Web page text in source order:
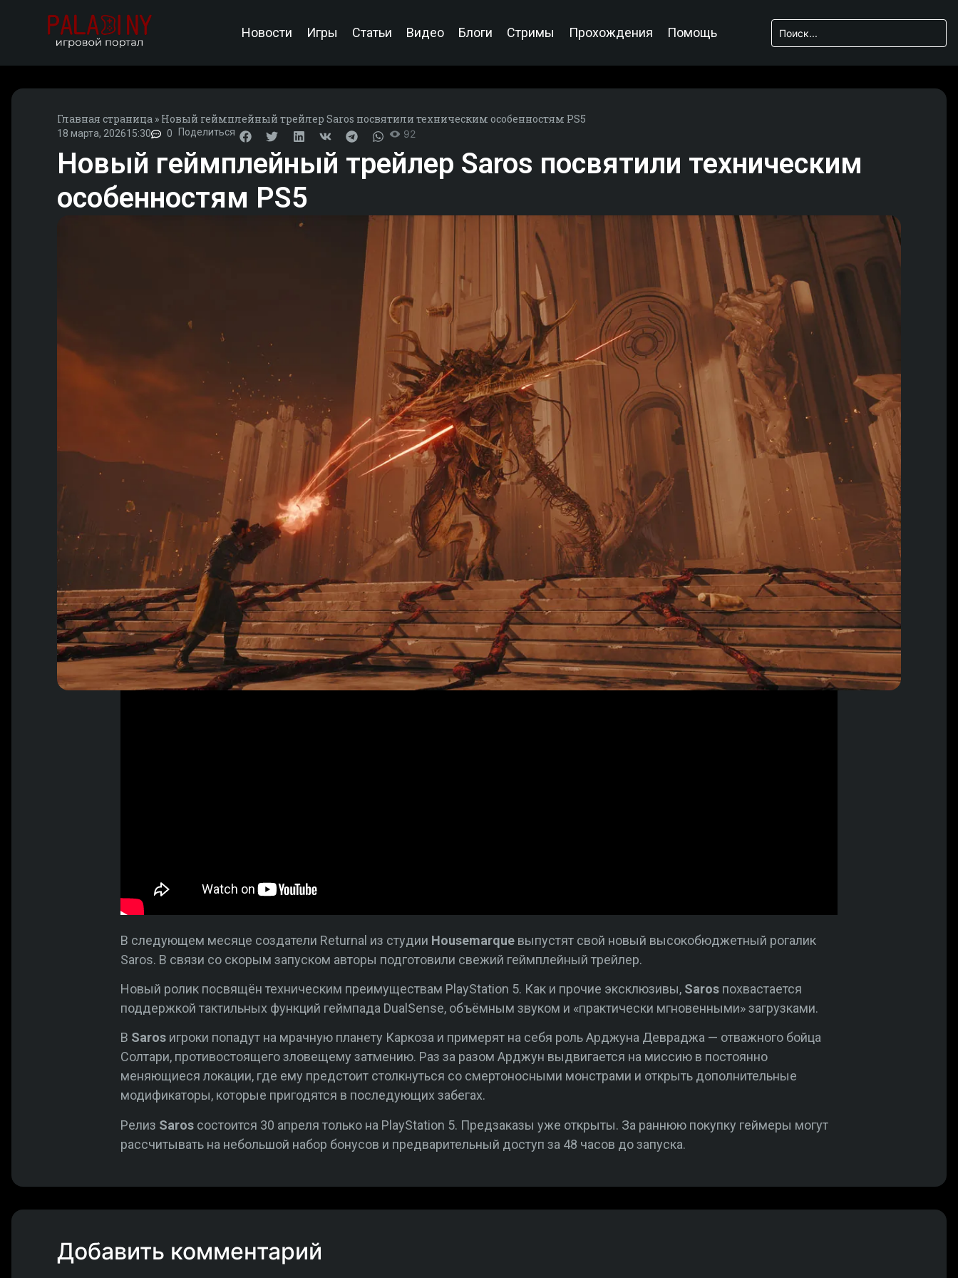
Новости Игры Статьи Видео Блоги Стримы Прохождения Помощь
Главная страница » Новый геймплейный трейлер Saros посвятили техническим особенностям PS5
18 марта, 202615:30 0 Поделиться 92
Новый геймплейный трейлер Saros посвятили техническим
особенностям PS5
В следующем месяце создатели Returnal из студии Housemarqueвыпустят свой новый высокобюджетный рогалик
Saros. В связи со скорым запуском авторы подготовили свежий геймплейный трейлер.
Новый ролик посвящён техническим преимуществам PlayStation 5. Как и прочие эксклюзивы, Saros похвастается
поддержкой тактильных функций геймпада DualSense, объёмным звуком и «практически мгновенными» загрузками.
В Saros игроки попадут на мрачную планету Каркоза и примерят на себя роль Арджуна Девраджа — отважного бойца
Солтари, противостоящего зловещему затмению. Раз за разом Арджун выдвигается на миссию в постоянно
меняющиеся локации, где ему предстоит столкнуться со смертоносными монстрами и открыть дополнительные
модификаторы, которые пригодятся в последующих забегах.
Релиз Saros состоится 30 апреля только на PlayStation 5. Предзаказы уже открыты. За раннюю покупку геймеры могут
рассчитывать на небольшой набор бонусов и предварительный доступ за 48 часов до запуска.
Добавить комментарий